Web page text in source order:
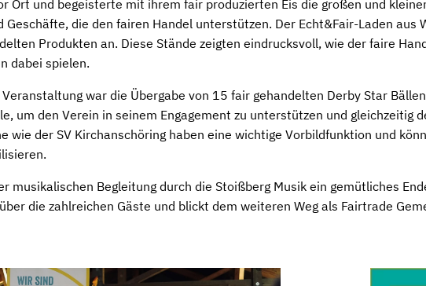
Ort und begeisterte mit ihrem fair produzierten Eis die großen und
die den fairen Handel unterstützen. Der Echt&Fair-Laden aus
Produkten an. Diese Stände zeigten eindrucksvoll, wie der faire
dabei spielen.
war die Übergabe von 15 fair gehandelten Derby Star
um den Verein in seinem Engagement zu unterstützen und gleichzeitig
wie der SV Kirchanschöring haben eine wichtige Vorbildfunktion und
musikalischen Begleitung durch die Stoißberg Musik ein gemütliches
die zahlreichen Gäste und blickt dem weiteren Weg als Fairtrade